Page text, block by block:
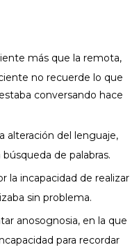
más que la remota,
no recuerde lo que
conversando hace
alteración del lenguaje,
de palabras.
la incapacidad de realizar
sin problema.
anosognosia, en la que
para recordar